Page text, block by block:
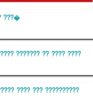
???�
??????? ?? ???? ????
???? ??? ??????????